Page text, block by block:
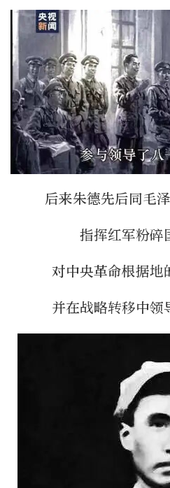
后来朱德先后同毛
指挥红军粉碎
对中央革命根据
并在战略转移中领